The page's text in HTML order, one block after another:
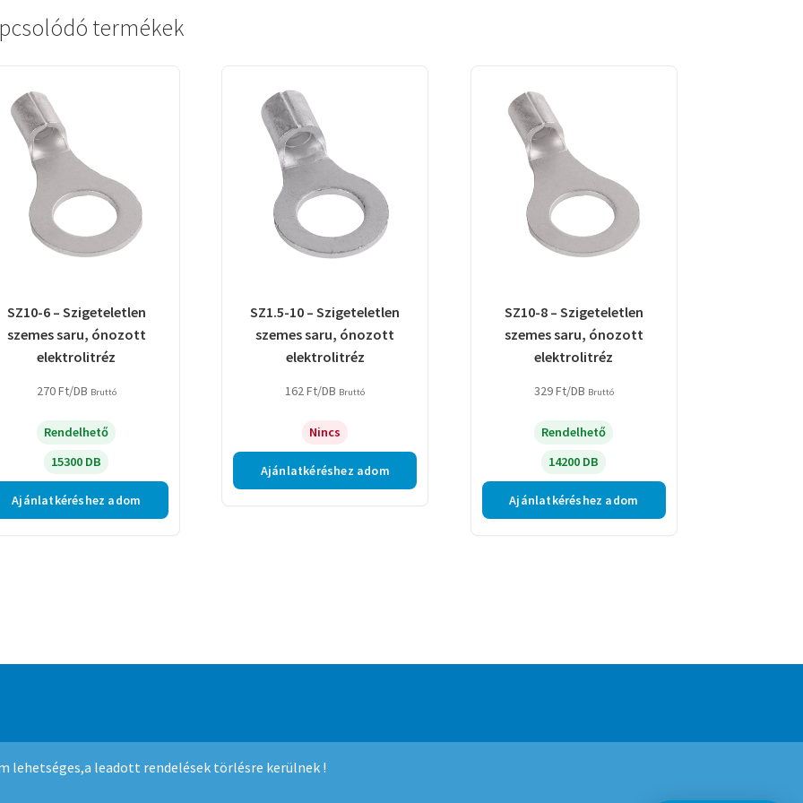
lehetséges,a leadott rendelések törlésre kerülnek !
termékek
SZ10-6 – Szigeteletlen
szemes saru, ónozott
elektrolitréz
270Ft/DB Bruttó
Rendelhető
15300 DB
Ajánlatkéréshez adom
SZ1.5-10 – Szigeteletlen
szemes saru, ónozott
elektrolitréz
162Ft/DB Bruttó
Nincs
Ajánlatkéréshez adom
SZ10-8 – Szigeteletlen
szemes saru, ónozott
elektrolitréz
329Ft/DB Bruttó
Rendelhető
14200 DB
Ajánlatkéréshez adom